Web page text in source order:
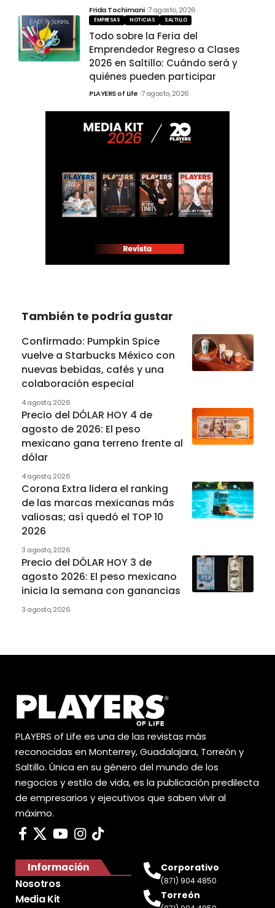
Frida Tochimani 7 agosto, 2026
EMPRESAS NOTICIAS SALTILLO
Todo sobre la Feria del
Emprendedor Regreso a Clases
2026 en Saltillo: Cuándo será y
quiénes pueden participar
PLAYERS of Life 7 agosto, 2026
También te podría gustar
Confirmado: Pumpkin Spice
vuelve a Starbucks México con
nuevas bebidas, cafés y una
colaboración especial
4 agosto, 2026
Precio del DÓLAR HOY 4 de
agosto de 2026: El peso
mexicano gana terreno frente al
dólar
4 agosto, 2026
Corona Extra lidera el ranking
de las marcas mexicanas más
valiosas; así quedó el TOP 10
2026
3 agosto, 2026
Precio del DÓLAR HOY 3 de
agosto 2026: El peso mexicano
inicia la semana con ganancias
3 agosto, 2026
PLAYERS of Life es una de las revistas más
reconocidas en Monterrey, Guadalajara, Torreón y
Saltillo. Única en su género del mundo de los
negocios y estilo de vida, es la publicación predilecta
de empresarios y ejecutivos que saben vivir al
máximo.
Información
Nosotros
Media Kit
Corporativo
(871) 904 4850
Torreón